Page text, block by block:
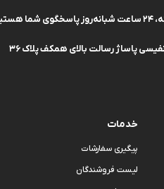
پاساژ رسالت بالای همکف پلاک 36
خدمات
پیگیری سفارشات
لیست فروشندگان